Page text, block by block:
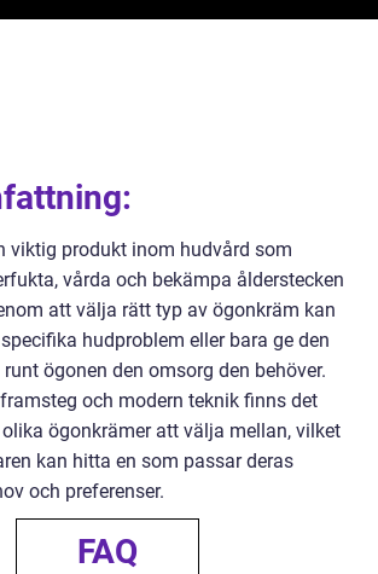
viktig produkt inom hudvård som
vårda och bekämpa ålderstecken
att välja rätt typ av ögonkräm kan
hudproblem eller bara ge den
ögonen den omsorg den behöver.
och modern teknik finns det
ögonkrämer att välja mellan, vilket
kan hitta en som passar deras
och preferenser.
FAQ